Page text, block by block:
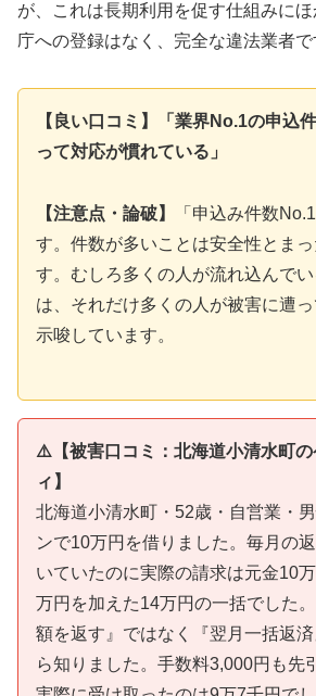
が、これは長期利用を促す仕組みに
庁への登録はなく、完全な違法業者で
【良い口コミ】「業界No.1の申込
って対応が慣れている」
【注意点・論破】
「申込み件数
す。件数が多いことは安全性とま
す。むしろ多くの人が流れ込んで
は、それだけ多くの人が被害に遭
示唆しています。
⚠️【被害口コミ：北海道小清水町
ィ】
北海道小清水町・52歳・自営業・
ンで10万円を借りました。毎月の
いていたのに実際の請求は元金10
万円を加えた14万円の一括でした
額を返す』ではなく『翌月一括返
ら知りました。手数料3,000円も先